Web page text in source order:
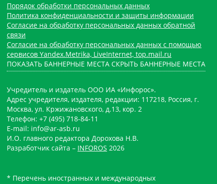
Порядок обработки персональных данных
Политика конфиденциальности и защиты информации
Согласие на обработку персональных данных обратной
связи
Согласие на обработку персональных данных с помощью
сервисов Yandex.Metrika, LiveInternet, top.mail.ru
ПОКАЗАТЬ БАННЕРНЫЕ МЕСТА СКРЫТЬ БАННЕРНЫЕ МЕСТА
Учредитель и издатель ООО ИА «Инфорос».
Адрес учредителя, издателя, редакции: 117218, Россия, г.
Москва, ул. Кржижановского, д.13, кор. 2
Телефон: +7 (495) 718-84-11
E-mail: info@ar-asb.ru
И.О. главного редактора Дорохова Н.В.
Разработчик сайта – INFOROS 2026
* Перечень иностранных и международных